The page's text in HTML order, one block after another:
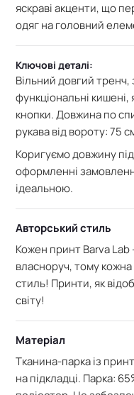
яскраві акценти, що
одяг на головний
Ключові деталі:
Вільний довгий
функціональні кишені,
кнопки. Довжина по
рукава від вороту: 75
Коригуємо довжину
оформленні
ідеальною.
Авторський стиль
Кожен принт Barva Lab
власноруч, тому
стиль! Принти, як
світу!
Матеріал
Тканина-парка із
на підкладці. Парка: